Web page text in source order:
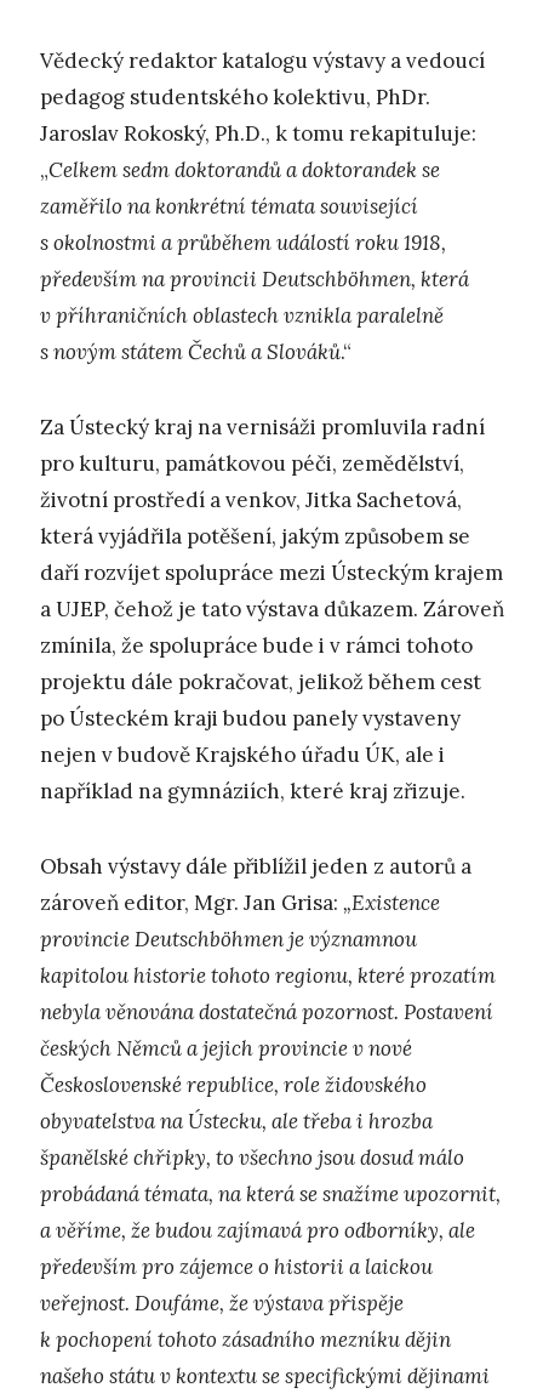
Vědecký redaktor katalogu výstavy a vedoucí
pedagog studentského kolektivu, PhDr.
Jaroslav Rokoský, Ph.D., k tomu rekapituluje:
„Celkem sedm doktorandů a doktorandek se
zaměřilo na konkrétní témata související
s okolnostmi a průběhem událostí roku 1918,
především na provincii Deutschböhmen, která
v příhraničních oblastech vznikla paralelně
s novým státem Čechů a Slováků.“
Za Ústecký kraj na vernisáži promluvila radní
pro kulturu, památkovou péči, zemědělství,
životní prostředí a venkov, Jitka Sachetová,
která vyjádřila potěšení, jakým způsobem se
daří rozvíjet spolupráce mezi Ústeckým krajem
a UJEP, čehož je tato výstava důkazem. Zároveň
zmínila, že spolupráce bude i v rámci tohoto
projektu dále pokračovat, jelikož během cest
po Ústeckém kraji budou panely vystaveny
nejen v budově Krajského úřadu ÚK, ale i
například na gymnáziích, které kraj zřizuje.
Obsah výstavy dále přiblížil jeden z autorů a
zároveň editor, Mgr. Jan Grisa: „Existence
provincie Deutschböhmen je významnou
kapitolou historie tohoto regionu, které prozatím
nebyla věnována dostatečná pozornost. Postavení
českých Němců a jejich provincie v nové
Československé republice, role židovského
obyvatelstva na Ústecku, ale třeba i hrozba
španělské chřipky, to všechno jsou dosud málo
probádaná témata, na která se snažíme upozornit,
a věříme, že budou zajímavá pro odborníky, ale
především pro zájemce o historii a laickou
veřejnost. Doufáme, že výstava přispěje
k pochopení tohoto zásadního mezníku dějin
našeho státu v kontextu se specifickými dějinami